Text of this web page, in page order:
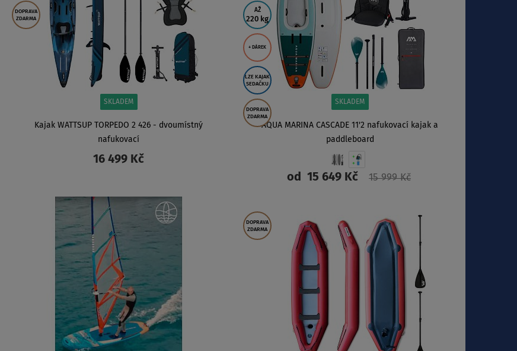
DOPRAVA
ZDARMA
SKLADEM
Kajak WATTSUP TORPEDO 2 426 - dvoumístný
nafukovací
16 499 Kč
AŽ
220 kg
+ DÁREK
LZE KAJAK
SEDAČKU
DOPRAVA
ZDARMA
SKLADEM
AQUA MARINA CASCADE 11'2 nafukovací kajak a
paddleboard
od 15 649 Kč 15 999 Kč
DOPRAVA
ZDARMA